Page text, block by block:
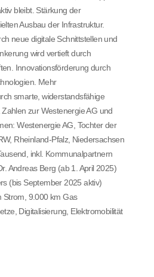
bleibt. Stärkung der
Ausbau der Infrastruktur.
neue digitale Schnittstellen und
wird vertieft durch
Innovationsförderung durch
Mehr
smarte, widerstandsfähige
zur Westenergie AG und
Westenergie AG, Tochter der
Rheinland-Pfalz, Niedersachsen
inkl. Kommunalpartnern
Andreas Berg (ab 1. April 2025)
(bis September 2025 aktiv)
Strom, 9.000 km Gas
Digitalisierung, Elektromobilität